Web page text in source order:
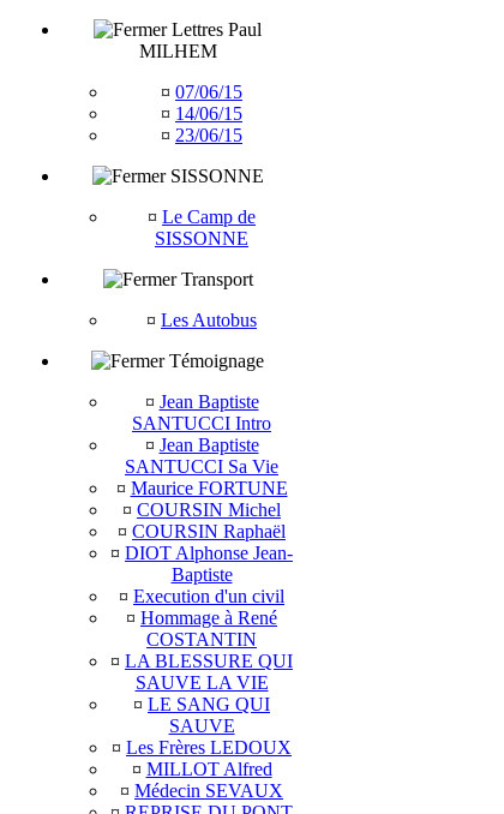
Lettres Paul
MILHEM
¤ 07/06/15
¤ 14/06/15
¤ 23/06/15
SISSONNE
¤ Le Camp de
SISSONNE
Transport
¤ Les Autobus
Témoignage
¤ Jean Baptiste
SANTUCCI Intro
¤ Jean Baptiste
SANTUCCI Sa Vie
¤ Maurice FORTUNE
¤ COURSIN Michel
¤ COURSIN Raphaël
¤ DIOT Alphonse Jean-
Baptiste
¤ Execution d'un civil
¤ Hommage à René
COSTANTIN
¤ LA BLESSURE QUI
SAUVE LA VIE
¤ LE SANG QUI
SAUVE
¤ Les Frères LEDOUX
¤ MILLOT Alfred
¤ Médecin SEVAUX